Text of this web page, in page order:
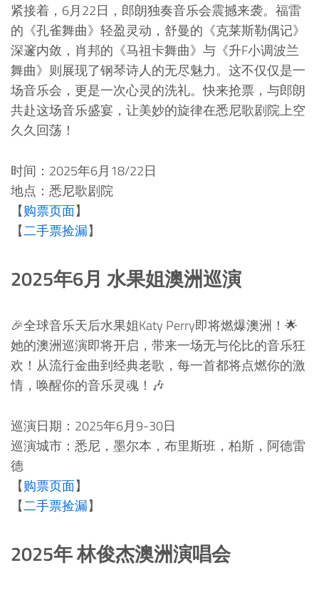
紧接着，6月22日，郎朗独奏音乐会震撼来袭。福雷
的《孔雀舞曲》轻盈灵动，舒曼的《克莱斯勒偶记》
深邃内敛，肖邦的《马祖卡舞曲》与《升F小调波兰
舞曲》则展现了钢琴诗人的无尽魅力。这不仅仅是一
场音乐会，更是一次心灵的洗礼。快来抢票，与郎朗
共赴这场音乐盛宴，让美妙的旋律在悉尼歌剧院上空
久久回荡！
时间：2025年6月18/22日
地点：悉尼歌剧院
【购票页面】
【二手票捡漏】
2025年6月 水果姐澳洲巡演
🎉全球音乐天后水果姐Katy Perry即将燃爆澳洲！🌟
她的澳洲巡演即将开启，带来一场无与伦比的音乐狂
欢！从流行金曲到经典老歌，每一首都将点燃你的激
情，唤醒你的音乐灵魂！🎶
巡演日期：2025年6月9-30日
巡演城市：悉尼，墨尔本，布里斯班，柏斯，阿德雷
德
【购票页面】
【二手票捡漏】
2025年 林俊杰澳洲演唱会